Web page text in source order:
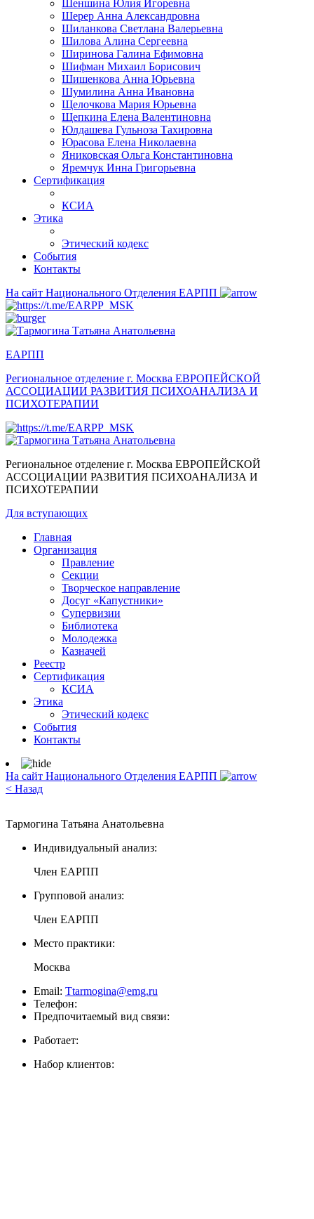
Шеншина Юлия Игоревна
Шерер Анна Александровна
Шиланкова Светлана Валерьевна
Шилова Алина Сергеевна
Ширинова Галина Ефимовна
Шифман Михаил Борисович
Шишенкова Анна Юрьевна
Шумилина Анна Ивановна
Щелочкова Мария Юрьевна
Щепкина Елена Валентиновна
Юлдашева Гульноза Тахировна
Юрасова Елена Николаевна
Яниковская Ольга Константиновна
Яремчук Инна Григорьевна
Сертификация
КСИА
Этика
Этический кодекс
События
Контакты
На сайт Национального Отделения ЕАРПП
ЕАРПП
Региональное отделение г. Москва ЕВРОПЕЙСКОЙ
АССОЦИАЦИИ РАЗВИТИЯ ПСИХОАНАЛИЗА И
ПСИХОТЕРАПИИ
Региональное отделение г. Москва ЕВРОПЕЙСКОЙ
АССОЦИАЦИИ РАЗВИТИЯ ПСИХОАНАЛИЗА И
ПСИХОТЕРАПИИ
Для вступающих
Главная
Организация
Правление
Секции
Творческое направление
Досуг «Капустники»
Супервизии
Библиотека
Молодежка
Казначей
Реестр
Сертификация
КСИА
Этика
Этический кодекс
События
Контакты
На сайт Национального Отделения ЕАРПП
< Назад
Тармогина Татьяна Анатольевна
Индивидуальный анализ:
Член ЕАРПП
Групповой анализ:
Член ЕАРПП
Место практики:
Москва
Email: Ttarmogina@emg.ru
Телефон:
Предпочитаемый вид связи:
Работает:
Набор клиентов: